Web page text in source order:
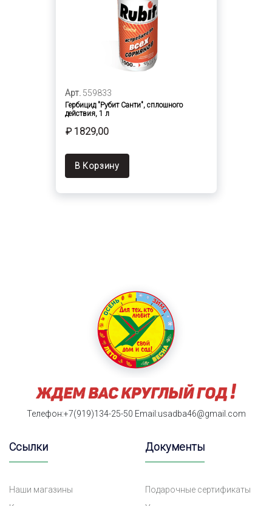
Арт. 559833
Гербицид "Рубит Санти", сплошного
действия, 1 л
₽ 1829,00
В Корзину
Телефон:+7(919)134-25-50 Email:usadba46@gmail.com
Ссылки
Наши магазины
Документы
Подарочные сертификаты